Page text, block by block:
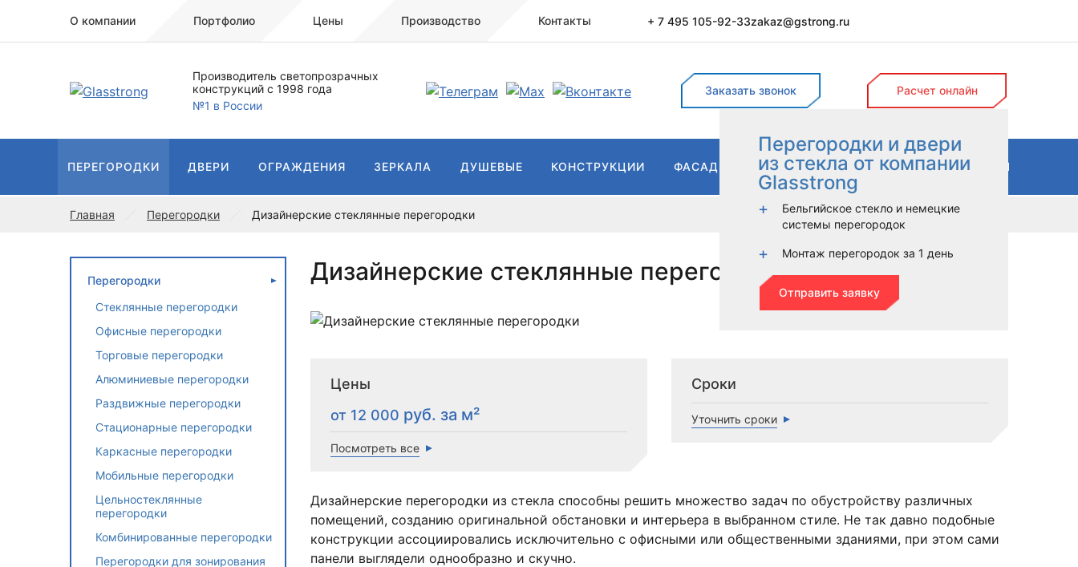
О компании Портфолио Цены Производство Контакты + 7 495 105-92-33zakaz@gstrong.ru
Производитель светопрозрачных
конструкций с 1998 года
№1 в России
Заказать звонок Расчет онлайн
ПЕРЕГОРОДКИ ДВЕРИ ОГРАЖДЕНИЯ ЗЕРКАЛА ДУШЕВЫЕ КОНСТРУКЦИИ ФАСАДЫ КОЗЫРЬКИ УСЛУГИ МАТЕРИАЛЫ
Главная Перегородки Дизайнерские стеклянные перегородки
Перегородки
Стеклянные перегородки
Офисные перегородки
Торговые перегородки
Алюминиевые перегородки
Раздвижные перегородки
Стационарные перегородки
Каркасные перегородки
Мобильные перегородки
Цельностеклянные
перегородки
Комбинированные перегородки
Перегородки для зонирования
Дизайнерские стеклянные перегородки
Перегородки и двери
из стекла от компании
Glasstrong
Бельгийское стекло и немецкие
системы перегородок
Монтаж перегородок за 1 день
Отправить заявку
Цены
от 12 000
Посмотреть все
Сроки
Уточнить сроки
Дизайнерские перегородки из стекла способны решить множество задач по обустройству различных
помещений, созданию оригинальной обстановки и интерьера в выбранном стиле. Не так давно подобные
конструкции ассоциировались исключительно с офисными или общественными зданиями, при этом сами
панели выглядели однообразно и скучно.